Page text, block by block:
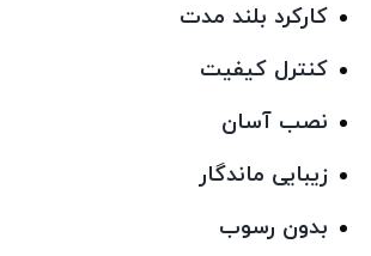
کارکرد بلند مدت
كنترل كيفيت
نصب آسان
زیبایی ماندگار
بدون رسوب